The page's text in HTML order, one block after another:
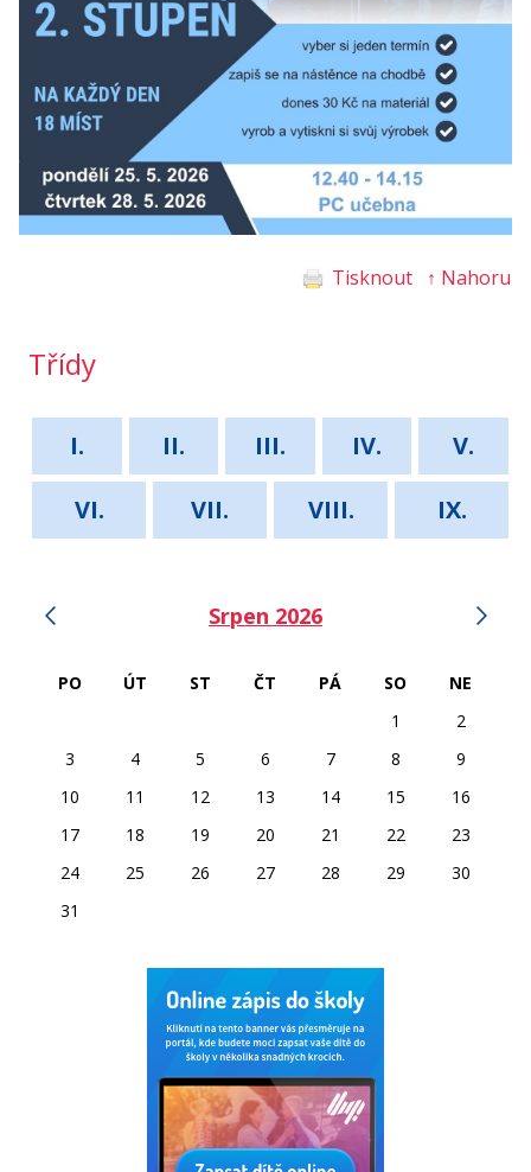
Tisknout ↑ Nahoru
Třídy
I. II. III. IV.
V.
VI.
VII. VIII. IX.
Srpen 2026
PO ÚT ST ČT PÁ SO
NE
1
2
3
4 5 6 7 8
9
10
11 12 13 14 15
16
17
18 19 20 21 22
23
24
25 26 27 28 29
30
31